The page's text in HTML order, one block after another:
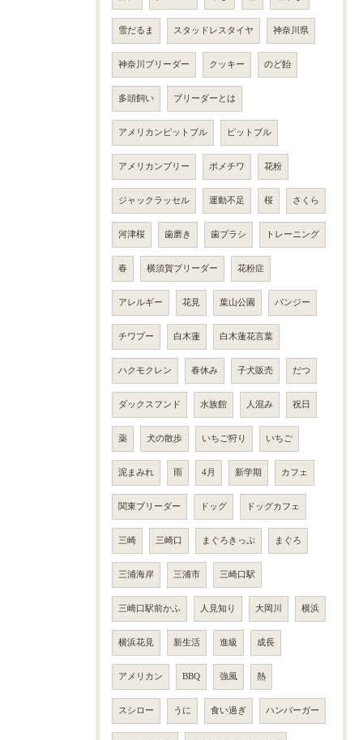
雪だるま スタッドレスタイヤ 神奈川県
神奈川ブリーダー クッキー のど飴
多頭飼い ブリーダーとは
アメリカンピットブル ピットブル
アメリカンブリー ポメチワ 花粉
ジャックラッセル 運動不足 桜 さくら
河津桜 歯磨き 歯ブラシ トレーニング
春 横須賀ブリーダー 花粉症
アレルギー 花見 葉山公園 パンジー
チワプー 白木蓮 白木蓮花言葉
ハクモクレン 春休み 子犬販売 だつ
ダックスフンド 水族館 人混み 祝日
薬 犬の散歩 いちご狩り いちご
泥まみれ 雨 4月 新学期 カフェ
関東ブリーダー ドッグ ドッグカフェ
三崎 三崎口 まぐろきっぷ まぐろ
三浦海岸 三浦市 三崎口駅
三崎口駅前かふ 人見知り 大岡川 横浜
横浜花見 新生活 進級 成長
アメリカン BBQ 強風 熱
スシロー うに 食い過ぎ ハンバーガー